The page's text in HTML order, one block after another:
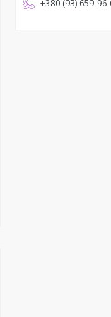
+380 (93) 659-